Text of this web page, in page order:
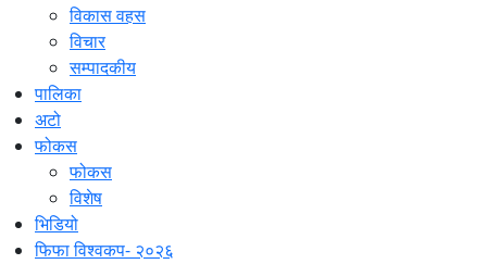
विकास वहस
विचार
सम्पादकीय
पालिका
अटो
फोकस
फोकस
विशेष
भिडियो
फिफा विश्वकप- २०२६